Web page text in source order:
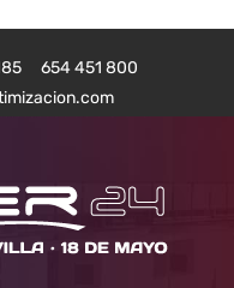
654 451 800